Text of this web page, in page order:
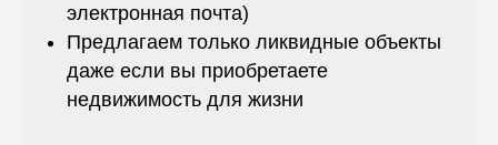
электронная почта)
Предлагаем только ликвидные объекты
даже если вы приобретаете
недвижимость для жизни